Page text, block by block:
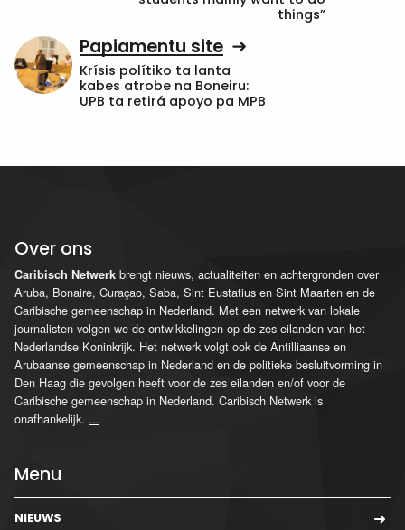
things”
Papiamentu site
Krísis polítiko ta lanta
kabes atrobe na Boneiru:
UPB ta retirá apoyo pa MPB
Over ons
Caribisch Netwerk brengt nieuws, actualiteiten en achtergronden over
Aruba, Bonaire, Curaçao, Saba, Sint Eustatius en Sint Maarten en de
Caribische gemeenschap in Nederland. Met een netwerk van lokale
journalisten volgen we de ontwikkelingen op de zes eilanden van het
Nederlandse Koninkrijk. Het netwerk volgt ook de Antilliaanse en
Arubaanse gemeenschap in Nederland en de politieke besluitvorming in
Den Haag die gevolgen heeft voor de zes eilanden en/of voor de
Caribische gemeenschap in Nederland. Caribisch Netwerk is
onafhankelijk. ...
Menu
NIEUWS